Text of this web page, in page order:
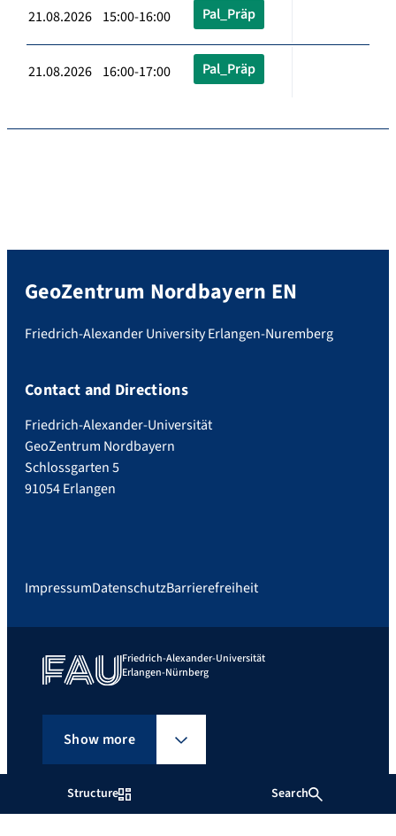
Structure Search
21.08.2026 15:00-16:00 Pal_Präp
21.08.2026 16:00-17:00 Pal_Präp
GeoZentrum Nordbayern EN
Friedrich-Alexander University Erlangen-Nuremberg
Contact and Directions
Friedrich-Alexander-Universität
GeoZentrum Nordbayern
Schlossgarten 5
91054 Erlangen
ImpressumDatenschutzBarrierefreiheit
Friedrich-Alexander-Universität
Erlangen-Nürnberg
Show more